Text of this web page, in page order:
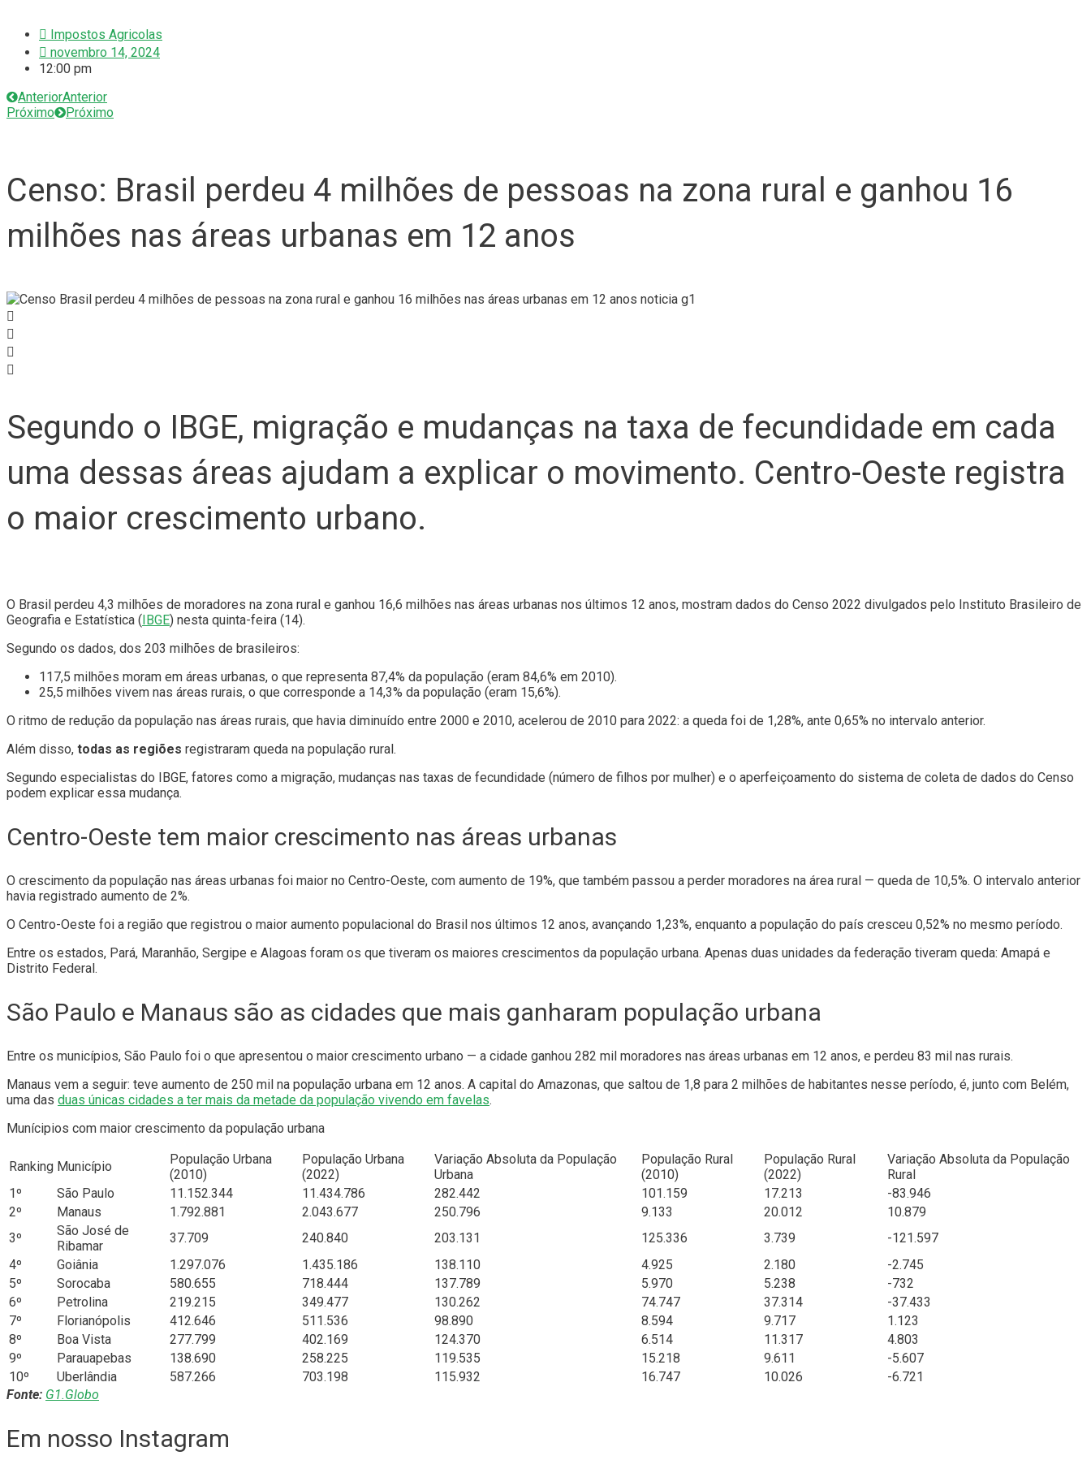
Impostos Agricolas
novembro 14, 2024
12:00 pm
AnteriorAnterior
Próximo
Próximo
Censo: Brasil perdeu 4 milhões de pessoas na zona rural e ganhou 16
milhões nas áreas urbanas em 12 anos
Segundo o IBGE, migração e mudanças na taxa de fecundidade em cada
uma dessas áreas ajudam a explicar o movimento. Centro-Oeste registra
o maior crescimento urbano.
O Brasil perdeu 4,3 milhões de moradores na zona rural e ganhou 16,6 milhões nas áreas urbanas nos últimos 12 anos, mostram dados do Censo 2022 divulgados pelo Instituto Brasileiro de
Geografia e Estatística ( IBGE) nesta quinta-feira (14).
Segundo os dados, dos 203 milhões de brasileiros:
117,5 milhões moram em áreas urbanas, o que representa 87,4% da população (eram 84,6% em 2010).
25,5 milhões vivem nas áreas rurais, o que corresponde a 14,3% da população (eram 15,6%).
O ritmo de redução da população nas áreas rurais, que havia diminuído entre 2000 e 2010, acelerou de 2010 para 2022: a queda foi de 1,28%, ante 0,65% no intervalo anterior.
Além disso, todas as regiões registraram queda na população rural.
Segundo especialistas do IBGE, fatores como a migração, mudanças nas taxas de fecundidade (número de filhos por mulher) e o aperfeiçoamento do sistema de coleta de dados do Censo
podem explicar essa mudança.
Centro-Oeste tem maior crescimento nas áreas urbanas
O crescimento da população nas áreas urbanas foi maior no Centro-Oeste, com aumento de 19%, que também passou a perder moradores na área rural — queda de 10,5%. O intervalo anterior
havia registrado aumento de 2%.
O Centro-Oeste foi a região que registrou o maior aumento populacional do Brasil nos últimos 12 anos, avançando 1,23%, enquanto a população do país cresceu 0,52% no mesmo período.
Entre os estados, Pará, Maranhão, Sergipe e Alagoas foram os que tiveram os maiores crescimentos da população urbana. Apenas duas unidades da federação tiveram queda: Amapá e
Distrito Federal.
São Paulo e Manaus são as cidades que mais ganharam população urbana
Entre os municípios, São Paulo foi o que apresentou o maior crescimento urbano — a cidade ganhou 282 mil moradores nas áreas urbanas em 12 anos, e perdeu 83 mil nas rurais.
Manaus vem a seguir: teve aumento de 250 mil na população urbana em 12 anos. A capital do Amazonas, que saltou de 1,8 para 2 milhões de habitantes nesse período, é, junto com Belém,
uma das duas únicas cidades a ter mais da metade da população vivendo em favelas.
Munícipios com maior crescimento da população urbana
Ranking Município
População Urbana
(2010)
População Urbana
(2022)
Variação Absoluta da População
Urbana
População Rural
(2010)
População Rural
(2022)
Variação Absoluta da População
Rural
1º
São Paulo 11.152.344 11.434.786 282.442 101.159 17.213
-83.946
2º
Manaus 1.792.881 2.043.677 250.796 9.133 20.012
10.879
3º
São José de
Ribamar
37.709 240.840 203.131 125.336 3.739
-121.597
4º
Goiânia 1.297.076 1.435.186 138.110 4.925 2.180
-2.745
5º
Sorocaba 580.655 718.444 137.789 5.970 5.238
-732
6º
Petrolina 219.215 349.477 130.262 74.747 37.314
-37.433
7º
Florianópolis 412.646 511.536 98.890 8.594 9.717
1.123
8º
Boa Vista 277.799 402.169 124.370 6.514 11.317
4.803
9º
Parauapebas 138.690 258.225 119.535 15.218 9.611
-5.607
10º
Uberlândia 587.266 703.198 115.932 16.747 10.026
-6.721
Fonte: G1.Globo
Em nosso Instagram